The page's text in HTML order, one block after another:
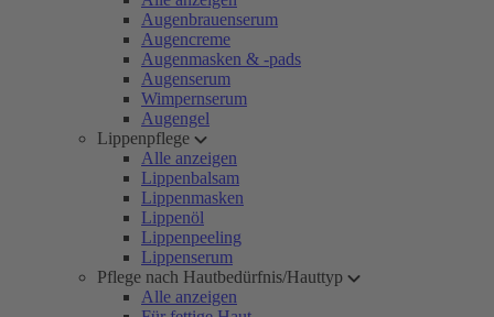
Augenbrauenserum
Augencreme
Augenmasken & -pads
Augenserum
Wimpernserum
Augengel
Lippenpflege
Alle anzeigen
Lippenbalsam
Lippenmasken
Lippenöl
Lippenpeeling
Lippenserum
Pflege nach Hautbedürfnis/Hauttyp
Alle anzeigen